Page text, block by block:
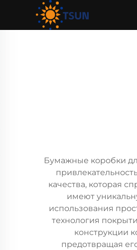
Бумажные коробки
качества, которая
имеют
использования
технология
конструкции
предотвращая